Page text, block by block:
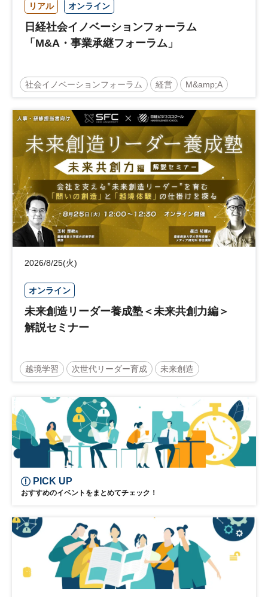
リアル オンライン
日経社会イノベーションフォーラム
「M&A・事業承継フォーラム」
社会イノベーションフォーラム 経営 M&amp;A
事業承継 中堅中小企業
日経社会イノベーションフォーラム 参加無料
2026/8/25(火)
オンライン
未来創造リーダー養成塾＜未来共創力編＞
解説セミナー
越境学習 次世代リーダー育成 未来創造
PICK UP
おすすめのイベントをまとめてチェック！